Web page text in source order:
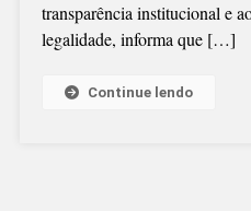
transparência institucional e
legalidade, informa que […]
Continue lendo